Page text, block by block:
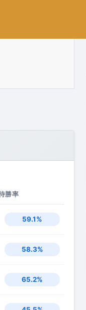
勝率
59.1%
58.3%
65.2%